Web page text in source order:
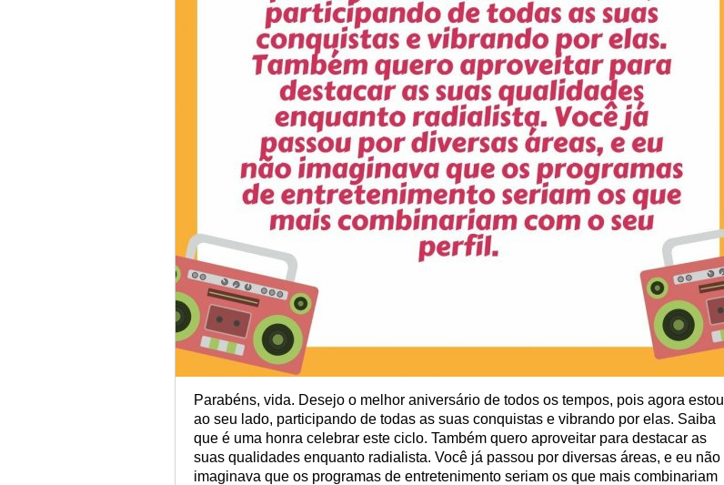
Parabéns, vida. Desejo o melhor aniversário de todos os tempos, pois agora estou
ao seu lado, participando de todas as suas conquistas e vibrando por elas. Saiba
que é uma honra celebrar este ciclo. Também quero aproveitar para destacar as
suas qualidades enquanto radialista. Você já passou por diversas áreas, e eu não
imaginava que os programas de entretenimento seriam os que mais combinariam